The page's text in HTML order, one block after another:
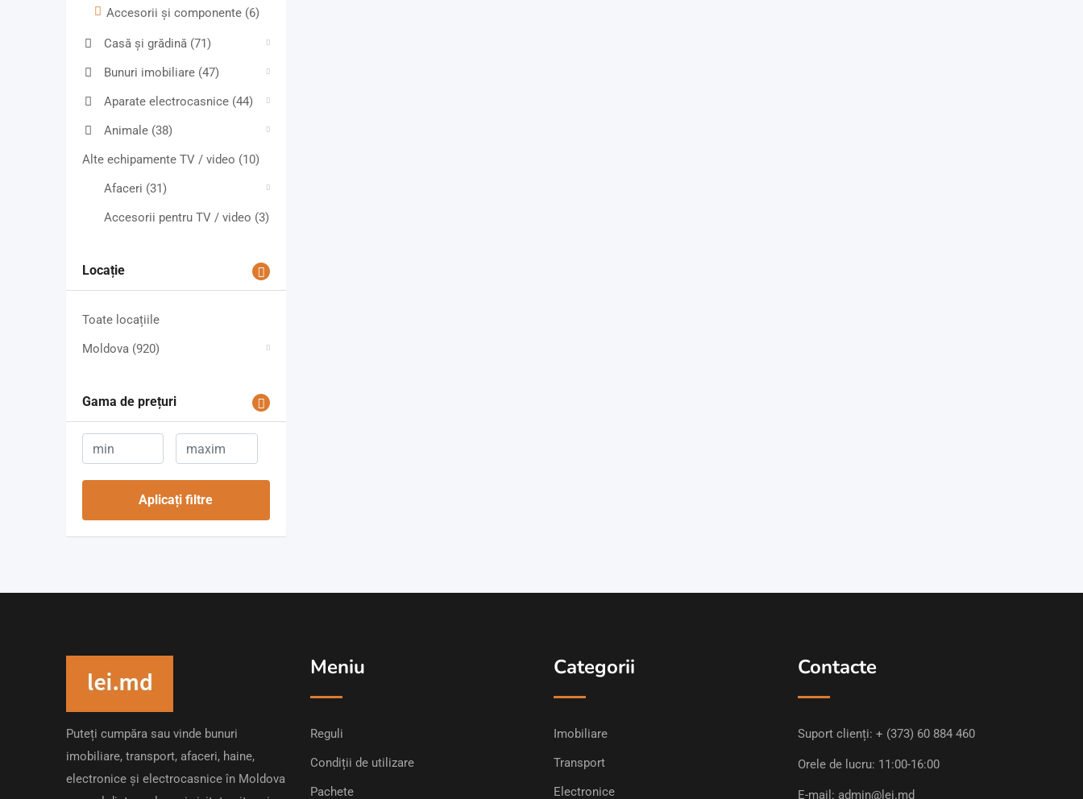
Accesorii și componente (6)
Casă și grădină (71)
Bunuri imobiliare (47)
Aparate electrocasnice (44)
Animale (38)
Alte echipamente TV / video (10)
Afaceri (31)
Accesorii pentru TV / video (3)
Locație
Toate locațiile
Moldova (920)
Gama de prețuri
Aplicați filtre
Puteți cumpăra sau vinde bunuri
imobiliare, transport, afaceri, haine,
electronice și electrocasnice în Moldova
Meniu
Reguli
Condiții de utilizare
Pachete
Categorii
Imobiliare
Transport
Electronice
Contacte
Suport clienți: + (373) 60 884 460
Orele de lucru: 11:00-16:00
E-mail: admin@lei.md